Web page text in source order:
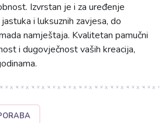
Izvrstan je i za uređenje
i luksuznih zavjesa, do
namještaja. Kvalitetan pamučni
i dugovječnost vaših kreacija,